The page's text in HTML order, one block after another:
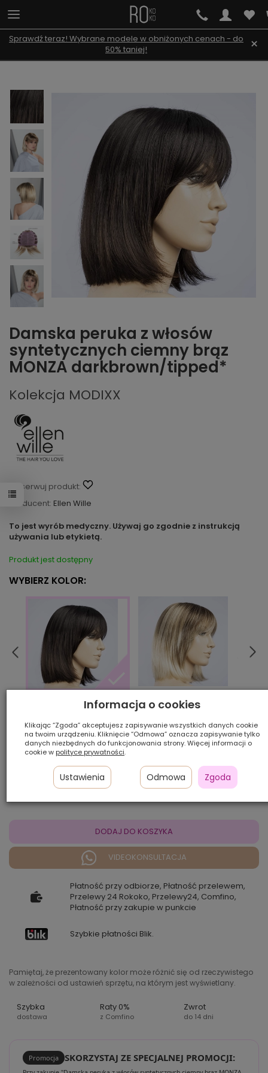
Sprawdź teraz! Wybrane modele w obniżonych cenach - do
50% taniej!
×
Damska peruka z włosów
syntetycznych ciemny brąz
MONZA darkbrown/tipped*
Kolekcja MODIXX
Obserwuj produkt:
Producent: Ellen Wille
To jest wyrób medyczny. Używaj go zgodnie z instrukcją
używania lub etykietą.
Produkt jest dostępny
WYBIERZ KOLOR:
bahamabeige/tipped
Ilość szt.:
910,00 zł
Cena katalogowa: 1 400,00 zł
DODAJ DO KOSZYKA
VIDEOKONSULTACJA
Płatność przy odbiorze, Płatność przelewem,
Przelewy 24 Rokoko, Przelewy24, Comfino,
Płatność przy zakupie w punkcie
Szybkie płatności Blik.
Pamiętaj, że prezentowany kolor może różnić się od rzeczywistego
w zależności od ustawień sprzętu, na którym jest wyświetlany.
Szybka
dostawa
Raty 0%
z Comfino
Zwrot
do 14 dni
Promocja SKORZYSTAJ ZE SPECJALNEJ PROMOCJI:
Informacja o cookies
Klikając “Zgoda” akceptujesz zapisywanie wszystkich danych cookie
na twoim urządzeniu. Kliknięcie “Odmowa” oznacza zapisywanie tylko
danych niezbędnych do funkcjonowania strony. Więcej informacji o
cookie w polityce prywatności.
Ustawienia Odmowa Zgoda